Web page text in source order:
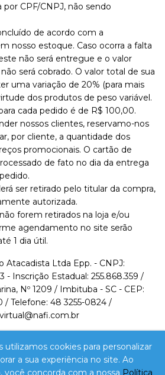
utilizamos cookies para personalizar
a sua experiência no site. Ao
você concorda com a nossa Política
CPF/CNPJ, não sendo
de acordo com a
nosso estoque. Caso ocorra a falta
não será entregue e o valor
será cobrado. O valor total de sua
uma variação de 20% (para mais
dos produtos de peso variável.
cada pedido é de R$ 100,00.
nossos clientes, reservamo-nos
por cliente, a quantidade dos
promocionais. O cartão de
de fato no dia da entrega
ser retirado pelo titular da compra,
autorizada.
forem retirados na loja e/ou
agendamento no site serão
1 dia útil.
Atacadista Ltda Epp. - CNPJ:
- Inscrição Estadual: 255.868.359 /
Nº 1209 / Imbituba - SC - CEP:
Telefone: 48 3255-0824 /
DE BEBIDAS ALCOÓLICAS
PARA MENORES DE 18 ANOS.
PODE CAUSAR DEPENDÊNCIA